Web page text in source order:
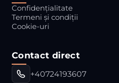
Confidențialitate
Termeni și condiții
Cookie-uri
Contact direct
+40724193607